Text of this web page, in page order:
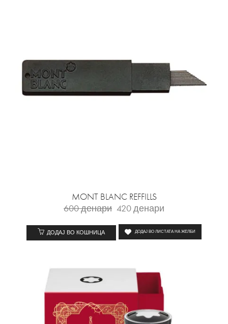
MONT BLANC REFFILLS
600денари 420денари
ДОДАЈ ВО КОШНИЦА ДОДАЈ ВО ЛИСТАТА НА ЖЕЛБИ